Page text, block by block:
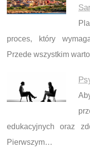
proces, który
Przede wszystkim
edukacyjnych oraz
Pierwszym…